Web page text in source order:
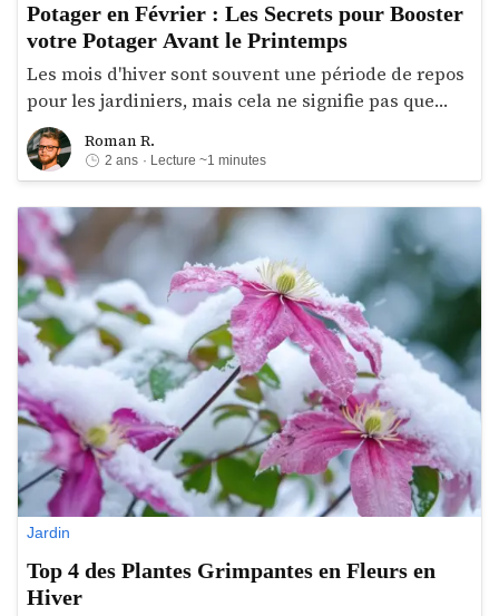
Potager en Février : Les Secrets pour Booster
votre Potager Avant le Printemps
Les mois d'hiver sont souvent une période de repos
pour les jardiniers, mais cela ne signifie pas que
vous ne pouvez pas faire avancer vos travaux de
jardinage. Voici quelques astuces pour améliorer
votre jardin à partir du confort de votre maison
pendant la saison froide.
Roman R.Roman R.
2 ans · Lecture ~1 minutes
Jardin
Top 4 des Plantes Grimpantes en Fleurs en
Hiver